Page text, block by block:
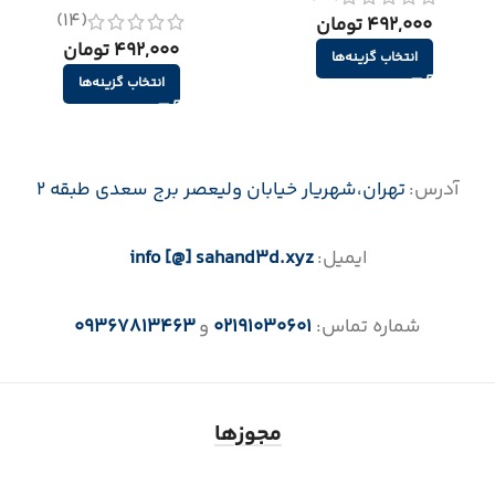
492,000 تومان
انتخاب گزینه‌ها
(14)
492,000 تومان
انتخاب گزینه‌ها
آدرس:تهران،‌شهریار خیابان ولیعصر برج سعدی طبقه 2
ایمیل:info [@] sahand3d.xyz
شماره تماس: 02191030601 و09367813463
مجوزها